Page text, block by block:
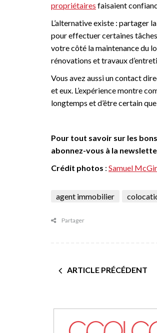
propriétaires faisaient
L’alternative existe : partager
pour effectuer certaines
votre côté la maintenance du
rénovations et travaux
Vous avez aussi un contact
et eux. L’expérience montre
longtemps et d’être certain
Pour tout savoir sur les
abonnez-vous à la
Crédit photos : Samuel
agent immobilier
Partager
ARTICLE PRÉCÉDENT